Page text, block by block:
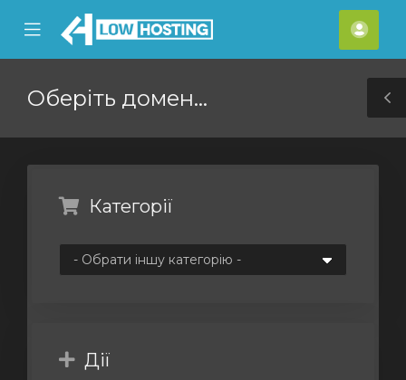
Mobile
Menu
Оберіть домен...
Категорії
Дії